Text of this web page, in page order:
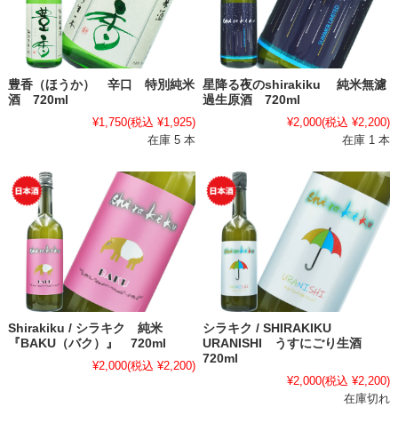
豊香（ほうか） 辛口 特別純米
酒 720ml
¥1,750(税込 ¥1,925)
在庫 5 本
星降る夜のshirakiku 純米無濾
過生原酒 720ml
¥2,000(税込 ¥2,200)
在庫 1 本
Shirakiku / シラキク 純米
『BAKU（バク）』 720ml
¥2,000(税込 ¥2,200)
シラキク / SHIRAKIKU
URANISHI うすにごり生酒
720ml
¥2,000(税込 ¥2,200)
在庫切れ